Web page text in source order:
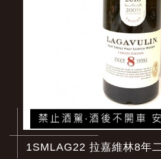
1SMLAG22 拉嘉維林8年